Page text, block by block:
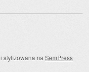
i stylizowana na SemPress